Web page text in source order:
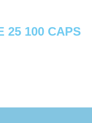
25 100 CAPS